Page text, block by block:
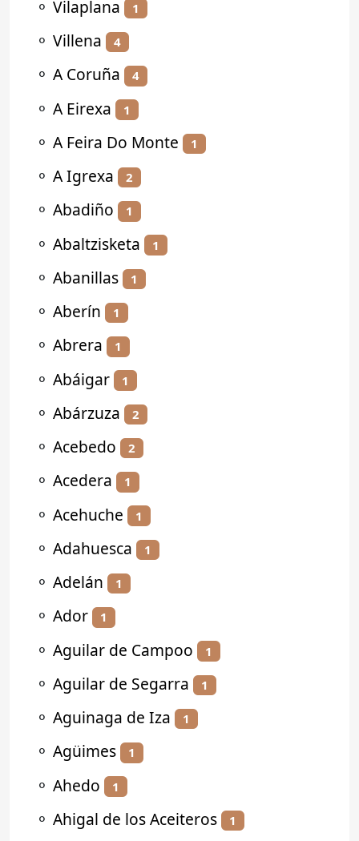
⚬ Vilaplana 1
⚬ Villena 4
⚬ A Coruña 4
⚬ A Eirexa 1
⚬ A Feira Do Monte 1
⚬ A Igrexa 2
⚬ Abadiño 1
⚬ Abaltzisketa 1
⚬ Abanillas 1
⚬ Aberín 1
⚬ Abrera 1
⚬ Abáigar 1
⚬ Abárzuza 2
⚬ Acebedo 2
⚬ Acedera 1
⚬ Acehuche 1
⚬ Adahuesca 1
⚬ Adelán 1
⚬ Ador 1
⚬ Aguilar de Campoo 1
⚬ Aguilar de Segarra 1
⚬ Aguinaga de Iza 1
⚬ Agüimes 1
⚬ Ahedo 1
⚬ Ahigal de los Aceiteros 1